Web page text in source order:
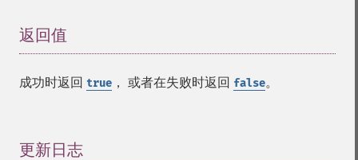
返回值
成功时返回 true ， 或者在失败时返回 false。
更新日志